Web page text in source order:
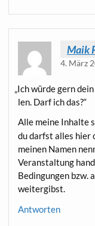
Maik
4. März
„Ich wür­de gern
len. Darf ich das?“
Alle mei­ne Inhal­te
du darfst alles hier
mei­nen Namen
Ver­an­stal­tung
Bedin­gun­gen bzw.
weitergibst.
Antworten